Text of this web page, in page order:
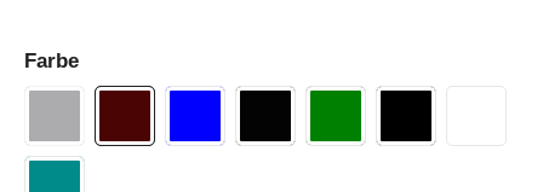
Farbe